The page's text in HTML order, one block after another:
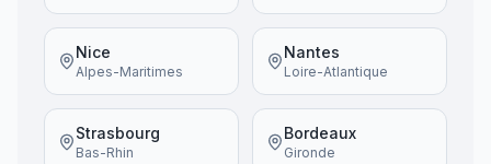
Nice
Alpes-Maritimes
Nantes
Loire-Atlantique
Strasbourg
Bas-Rhin
Bordeaux
Gironde